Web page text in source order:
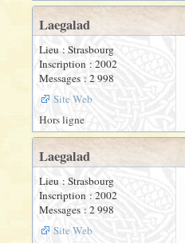
Laegalad
Lieu : Strasbourg
Inscription : 2002
Messages : 2 998
Site Web
Hors ligne
Laegalad
Lieu : Strasbourg
Inscription : 2002
Messages : 2 998
Site Web